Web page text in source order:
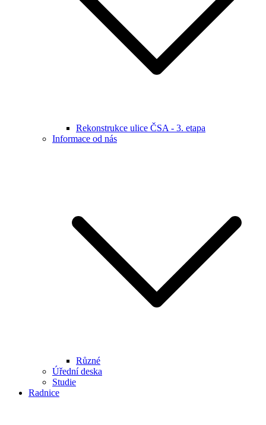
Rekonstrukce ulice ČSA - 3. etapa
Informace od nás
Různé
Úřední deska
Studie
Radnice